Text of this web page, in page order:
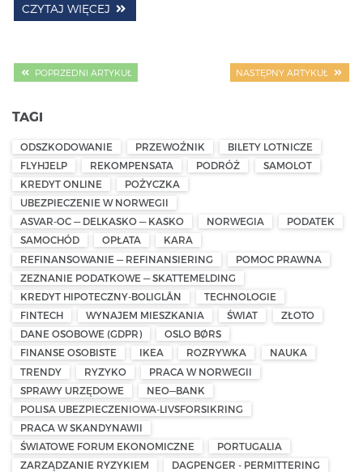
CZYTAJ WIĘCEJ
POPRZEDNI ARTYKUŁ NASTĘPNY ARTYKUŁ
TAGI
ODSZKODOWANIE PRZEWOŹNIK
BILETY LOTNICZE
FLYHJELP
REKOMPENSATA PODRÓŻ
SAMOLOT
KREDYT ONLINE
POŻYCZKA
UBEZPIECZENIE W NORWEGII
ASVAR-OC — DELKASKO — KASKO
NORWEGIA
PODATEK
SAMOCHÓD
OPŁATA
KARA
REFINANSOWANIE — REFINANSIERING
POMOC PRAWNA
ZEZNANIE PODATKOWE — SKATTEMELDING
KREDYT HIPOTECZNY-BOLIGLÅN
TECHNOLOGIE
FINTECH
WYNAJEM MIESZKANIA ŚWIAT
ZŁOTO
DANE OSOBOWE (GDPR)
OSLO BØRS
FINANSE OSOBISTE
IKEA ROZRYWKA
NAUKA
TRENDY
RYZYKO
PRACA W NORWEGII
SPRAWY URZĘDOWE
NEO—BANK
POLISA UBEZPIECZENIOWA-LIVSFORSIKRING
PRACA W SKANDYNAWII
ŚWIATOWE FORUM EKONOMICZNE
PORTUGALIA
ZARZĄDZANIE RYZYKIEM
DAGPENGER - PERMITTERING